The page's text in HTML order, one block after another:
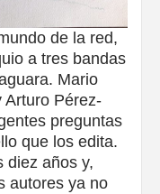
de la red,
a tres bandas
Mario
Arturo Pérez-
preguntas
que los edita.
diez años y,
autores ya no